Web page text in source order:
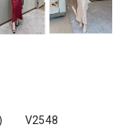
V2548